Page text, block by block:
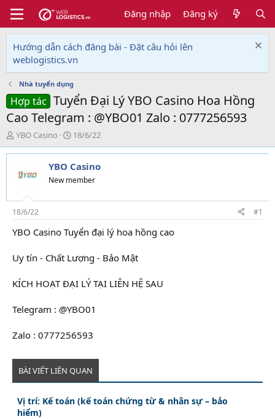
Đăng nhập Đăng ký
Hướng dẫn cách đăng bài - Đặt câu hỏi lên
weblogistics.vn
Nhà tuyển dụng
Hợp tác Tuyển Đại Lý YBO Casino Hoa Hồng
Cao Telegram : @YBO01 Zalo : 0777256593
T
h
r
a
s
t
a
r
e
YBO Casino
N
g
à
y
g
i
18/6/22
YBO Casino
New member
18/6/22 #1
YBO Casino Tuyển đại lý hoa hồng cao
Uy tín - Chất Lượng - Bảo Mật
KÍCH HOẠT ĐẠI LÝ TẠI LIÊN HỆ SAU
Telegram : @YBO01
Zalo : 0777256593
BÀI VIẾT LIÊN QUAN
Vị trí: Kế toán (kế toán chứng từ & nhân sự – bảo
hiểm)